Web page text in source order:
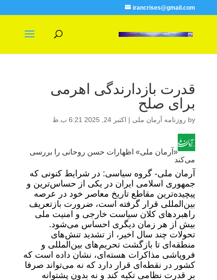
irancrises@gmail.com
قدرت بازدارندگی اهرمی
برای صلح
by روزنامه آرمان ملی | اکتبر 24, 2025 6:21 ب.ظ
«آرمان ملی» اظهارات حسن روحانی را بررسی
می‌کند
آرمان ملی- گروه سیاسی: در شرایط کنونی که
جمهوری اسلامی ایران در یکی از حساس‌ترین و
پیچیده‌ترین مقاطع تاریخ معاصر خود در عرصه
بین‌المللی قرار گرفته است، ضرورت بازتعریف
راهبردهای کلان سیاست خارجی و امنیت ملی
بیش از هر زمان دیگری احساس می‌شود.
تحولات چند سال اخیر، از تشدید تنش‌های
منطقه‌ای تا بازگشت تحریم‌های بین‌المللی و
فروپاشی مذاکرات هسته‌ای، نشان داده است که
کشور در نقطه‌ای قرار دارد که نه می‌تواند صرفا
بر قدرت نظامی تکیه کند و نه بدون پشتوانه